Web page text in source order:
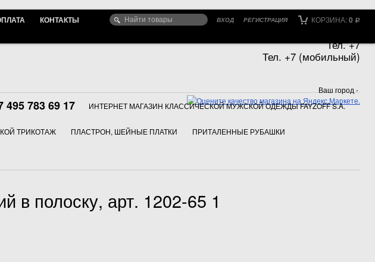
КОРЗИНА:0 Р
ВХОД РЕГИСТРАЦИЯ
КОНТАКТЫ
Тел. +7
Тел. +7 (мобильный)
Ваш город -
ИНТЕРНЕТ МАГАЗИН КЛАССИЧЕСКОЙ МУЖСКОЙ ОДЕЖДЫ FAYZOFF S.A.
495 783 69 17
ТРИКОТАЖ ПЛАСТРОН, ШЕЙНЫЕ ПЛАТКИ ПРИТАЛЕННЫЕ РУБАШКИ
в полоску, арт. 1202-65 1